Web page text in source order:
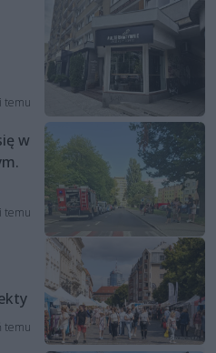
temu
w
temu
temu